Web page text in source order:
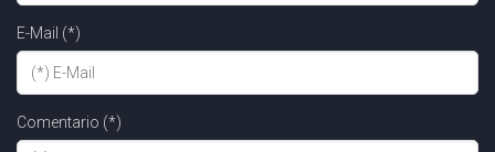
E-Mail (*)
Comentario (*)